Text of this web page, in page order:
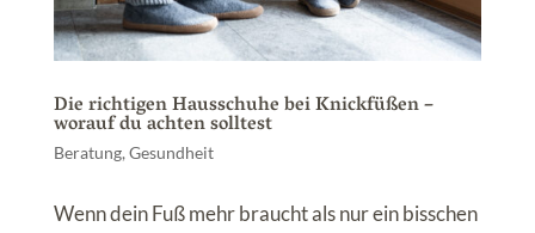
Die richtigen Hausschuhe bei Knickfüßen –
worauf du achten solltest
Beratung, Gesundheit
Wenn dein Fuß mehr braucht als nur ein bisschen